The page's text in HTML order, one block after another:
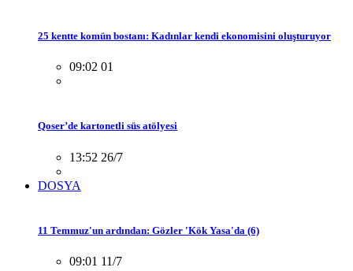
25 kentte komün bostanı: Kadınlar kendi ekonomisini oluşturuyor
09:02 01
Qoser’de kartonetli süs atölyesi
13:52 26/7
DOSYA
11 Temmuz'un ardından: Gözler 'Kök Yasa'da (6)
09:01 11/7